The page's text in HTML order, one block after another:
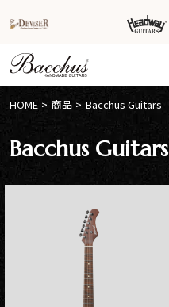
HOME 商品 Bacchus Guitars
Bacchus Guitars